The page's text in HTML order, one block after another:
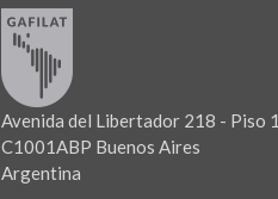
Avenida del Libertador 218 - Piso
C1001ABP Buenos Aires
Argentina